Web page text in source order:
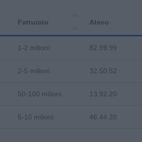
Fatturato Ateco
1-2 milioni 82.99.99
2-5 milioni 32.50.52
50-100 milioni 13.92.20
5-10 milioni 46.44.20